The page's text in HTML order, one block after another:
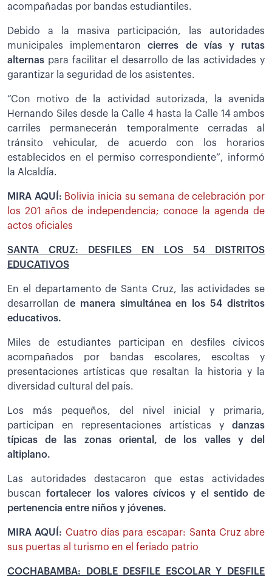
acompañadas por bandas estudiantiles.
Debido a la masiva participación, las autoridades
municipales implementaroncierres de vías y rutas
alternas para facilitar el desarrollo de las actividades y
garantizar la seguridad de los asistentes.
“Con motivo de la actividad autorizada, la avenida
Hernando Siles desde la Calle 4 hasta la Calle 14 ambos
carriles permanecerán temporalmente cerradas al
tránsito vehicular, de acuerdo con los horarios
establecidos en el permiso correspondiente”, informó
la Alcaldía.
MIRA AQUÍ: Bolivia inicia su semana de celebración por
los 201 años de independencia; conoce la agenda de
actos oficiales
SANTA CRUZ: DESFILES EN LOS 54 DISTRITOS
EDUCATIVOS
En el departamento de Santa Cruz, las actividades se
desarrollan de manera simultánea en los 54 distritos
educativos.
Miles de estudiantes participan en desfiles cívicos
acompañados por bandas escolares, escoltas y
presentaciones artísticas que resaltan la historia y la
diversidad cultural del país.
Los más pequeños, del nivel inicial y primaria,
participan en representaciones artísticas y danzas
típicas de las zonas oriental, de los valles y del
altiplano.
Las autoridades destacaron que estas actividades
buscanfortalecer los valores cívicos y el sentido de
pertenencia entre niños y jóvenes.
MIRA AQUÍ: Cuatro días para escapar: Santa Cruz abre
sus puertas al turismo en el feriado patrio
COCHABAMBA: DOBLE DESFILE ESCOLAR Y DESFILE